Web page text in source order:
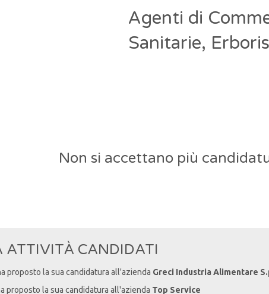
Agenti di
Sanitarie,
Non si accettano più
ATTIVITÀ CANDIDATI
proposto la sua candidatura all'azienda Greci Industria Alimentare
proposto la sua candidatura all'azienda Top Service